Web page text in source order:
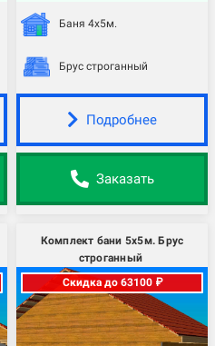
Баня 4х5м.
Брус строганный
Подробнее
Заказать
Комплект бани 5х5м. Брус
строганный
Скидка до 63100 ₽